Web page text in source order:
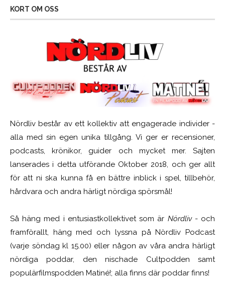
KORT OM OSS
Nördliv består av ett kollektiv att engagerade individer -
alla med sin egen unika tillgång. Vi ger er recensioner,
podcasts, krönikor, guider och mycket mer. Sajten
lanserades i detta utförande Oktober 2018, och ger allt
för att ni ska kunna få en bättre inblick i spel, tillbehör,
hårdvara och andra härligt nördiga spörsmål!
Så häng med i entusiastkollektivet som är Nördliv- och
framförallt, häng med och lyssna på Nördliv Podcast
(varje söndag kl 15.00) eller någon av våra andra härligt
nördiga poddar, den nischade Cultpodden samt
populärfilmspodden Matiné!; alla finns där poddar finns!